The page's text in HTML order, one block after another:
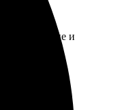
цвета яркие и